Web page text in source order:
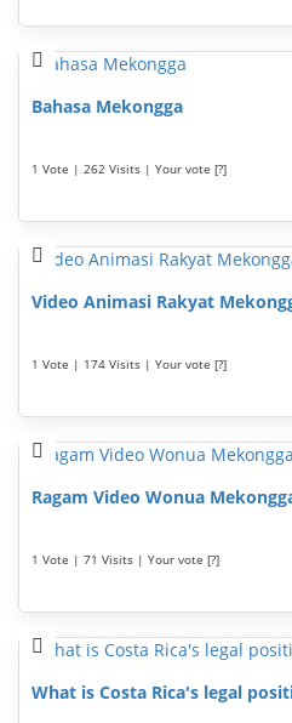
Bahasa Mekongga
1 Vote | 262 Visits | Your vote [?]
Video Animasi Rakyat
1 Vote | 174 Visits | Your vote [?]
Ragam Video Wonua
1 Vote | 71 Visits | Your vote [?]
What is Costa Rica's legal